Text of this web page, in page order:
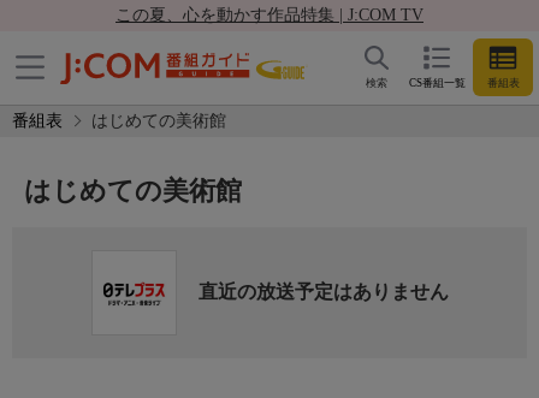
この夏、心を動かす作品特集 | J:COM TV
CS番組一覧 番組表
検索
番組表 はじめての美術館
はじめての美術館
直近の放送予定はありません